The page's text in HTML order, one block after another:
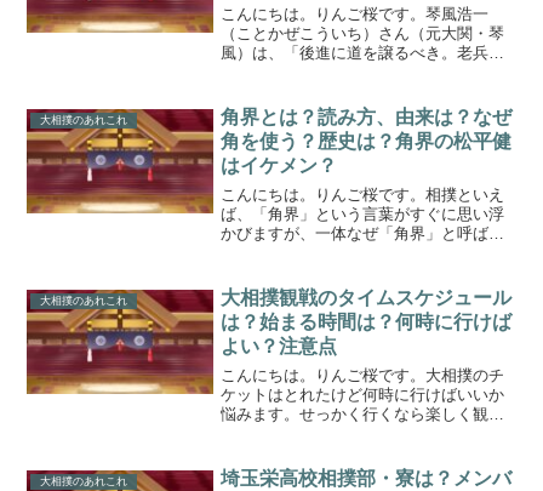
こんにちは。りんご桜です。琴風浩一
（ことかぜこういち）さん（元大関・琴
風）は、「後進に道を譲るべき。老兵は
４年５月１１日に、日本相撲協会に退職
届を提出しました。その決意...
大相撲のあれこれ
角界とは？読み方、由来は？なぜ
角を使う？歴史は？角界の松平健
はイケメン？
こんにちは。りんご桜です。相撲といえ
ば、「角界」という言葉がすぐに思い浮
かびますが、一体なぜ「角界」と呼ばれ
松平健までご紹介します。
大相撲のあれこれ
大相撲観戦のタイムスケジュール
は？始まる時間は？何時に行けば
よい？注意点
こんにちは。りんご桜です。大相撲のチ
ケットはとれたけど何時に行けばいいか
悩みます。せっかく行くなら楽しく観戦
時に行けばよいか,注意点についてご紹介
大相撲のあれこれ
埼玉栄高校相撲部・寮は？メンバ